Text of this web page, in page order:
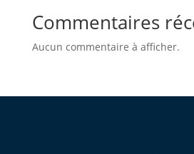
Commentaires
Aucun commentaire à afficher.